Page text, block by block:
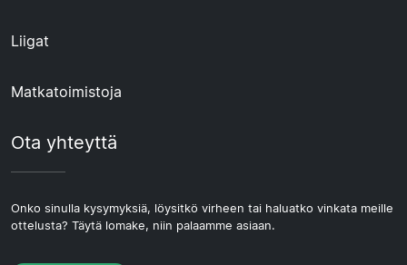
Liigat
Matkatoimistoja
Ota yhteyttä
Onko sinulla kysymyksiä, löysitkö virheen tai haluatko vinkata meille
ottelusta? Täytä lomake, niin palaamme asiaan.